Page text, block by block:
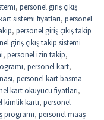
, personel giriş çikiş
sistemi fiyatları, personel
, personel giriş çıkış takip
giriş çıkış takip sistemi
, personel izin takip,
, personel kart,
, personel kart basma
kart okuyucu fiyatları,
kimlik kartı, personel
programı, personel maaş